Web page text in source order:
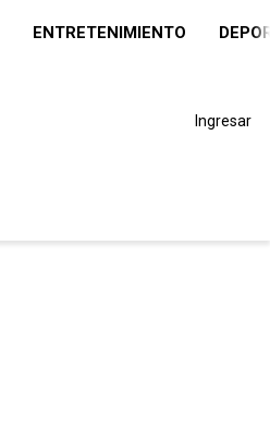
ENTRETENIMIENTO
Ingresar